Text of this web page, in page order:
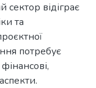
відіграє
та
потребує